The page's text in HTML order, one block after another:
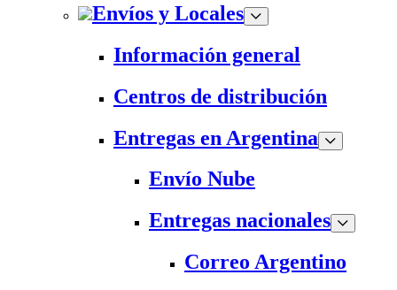
Envíos y Locales
Información general
Centros de distribución
Entregas en Argentina
Envío Nube
Entregas nacionales
Correo Argentino